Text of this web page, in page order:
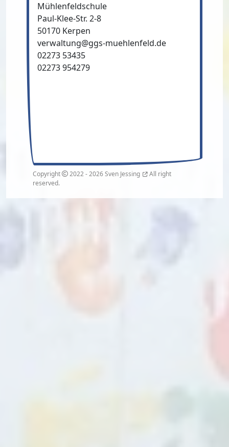
Mühlenfeldschule
Paul-Klee-Str. 2-8
50170 Kerpen
verwaltung@ggs-muehlenfeld.de
02273 53435
02273 954279
Copyright 2022 - 2026Sven Jessing
All right
reserved.